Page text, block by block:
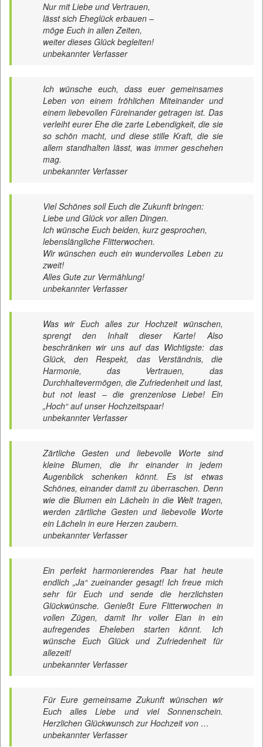
Nur mit Liebe und Vertrauen,
lässt sich Eheglück erbauen –
möge Euch in allen Zeiten,
weiter dieses Glück begleiten!
unbekannter Verfasser
Ich wünsche euch, dass euer gemeinsames
Leben von einem fröhlichen Miteinander und
einem liebevollen Füreinander getragen ist. Das
verleiht eurer Ehe die zarte Lebendigkeit, die sie
so schön macht, und diese stille Kraft, die sie
allem standhalten lässt, was immer geschehen
mag.
unbekannter Verfasser
Viel Schönes soll Euch die Zukunft bringen:
Liebe und Glück vor allen Dingen.
Ich wünsche Euch beiden, kurz gesprochen,
lebenslängliche Flitterwochen.
Wir wünschen euch ein wundervolles Leben zu
zweit!
Alles Gute zur Vermählung!
unbekannter Verfasser
Was wir Euch alles zur Hochzeit wünschen,
sprengt den Inhalt dieser Karte! Also
beschränken wir uns auf das Wichtigste: das
Glück, den Respekt, das Verständnis, die
Harmonie, das Vertrauen, das
Durchhaltevermögen, die Zufriedenheit und last,
but not least – die grenzenlose Liebe! Ein
„Hoch“ auf unser Hochzeitspaar!
unbekannter Verfasser
Zärtliche Gesten und liebevolle Worte sind
kleine Blumen, die ihr einander in jedem
Augenblick schenken könnt. Es ist etwas
Schönes, einander damit zu überraschen. Denn
wie die Blumen ein Lächeln in die Welt tragen,
werden zärtliche Gesten und liebevolle Worte
ein Lächeln in eure Herzen zaubern.
unbekannter Verfasser
Ein perfekt harmonierendes Paar hat heute
endlich „Ja“ zueinander gesagt! Ich freue mich
sehr für Euch und sende die herzlichsten
Glückwünsche. Genießt Eure Flitterwochen in
vollen Zügen, damit Ihr voller Elan in ein
aufregendes Eheleben starten könnt. Ich
wünsche Euch Glück und Zufriedenheit für
allezeit!
unbekannter Verfasser
Für Eure gemeinsame Zukunft wünschen wir
Euch alles Liebe und viel Sonnenschein.
Herzlichen Glückwunsch zur Hochzeit von …
unbekannter Verfasser